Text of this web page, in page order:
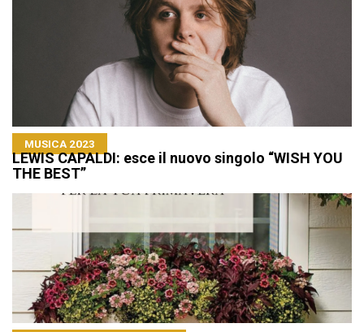
MUSICA 2023
LEWIS CAPALDI: esce il nuovo singolo “WISH YOU
THE BEST”